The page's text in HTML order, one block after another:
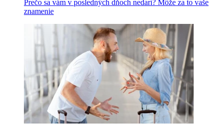
Prečo sa vám v posledných dňoch nedarí? Môže za to vaše
znamenie